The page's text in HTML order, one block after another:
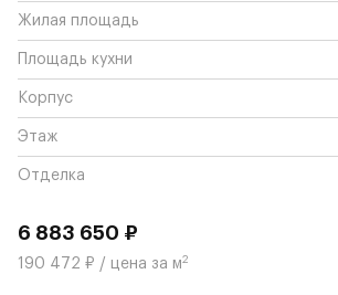
Жилая площадь
Площадь кухни
Корпус
Этаж
Отделка
6 883 650 ₽
190 472 ₽ / цена за м2